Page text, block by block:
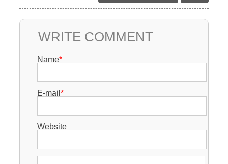
WRITE COMMENT
Name*
E-mail*
Website